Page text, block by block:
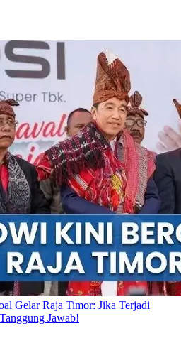
Gelar Raja Timor: Jika Terjadi
Jawab!